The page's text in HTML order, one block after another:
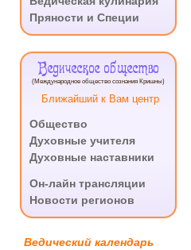
Пряности и Специи
Ведическое общество
(Международное общество сознания Кришны)
Ближайший к Вам центр
Общество
Духовные учителя
Духовные наставники
Он-лайн трансляции
Новости регионов
Ведический календарь